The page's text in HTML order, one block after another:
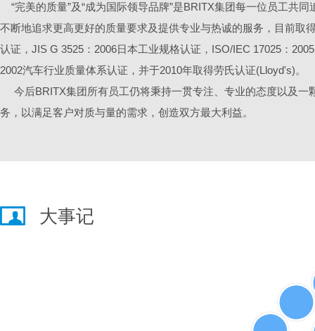
“完美的质量”及“成为国际领导品牌”是BRITX集团每一位员工共
不断地追求更高更好的质量要求及提供专业与热诚的服务，目前取
认证，JIS G 3525：2006日本工业规格认证，ISO/IEC 17025：
2002汽车行业质量体系认证，并于2010年取得劳氏认证(Lloyd's)。
今后BRITX集团所有员工仍将秉持一贯专注、专业的态度以及一
务，以满足客户对质与量的需求，创造双方最大利益。
大事记